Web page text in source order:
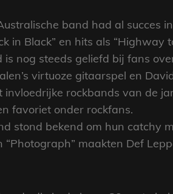
band had al succes
in Black” en hits als “Highway
nog steeds geliefd bij fans
virtuoze gitaarspel en
rockbands van de
favoriet onder rockfans.
stond bekend om hun catchy
“Photograph” maakten Def